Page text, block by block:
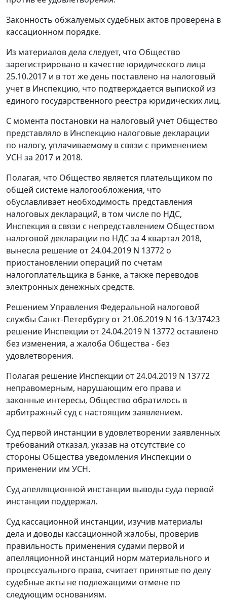
Законность обжалуемых судебных актов проверена в
кассационном порядке.
Из материалов дела следует, что Общество
зарегистрировано в качестве юридического лица
25.10.2017 и в тот же день поставлено на налоговый
учет в Инспекцию, что подтверждается выпиской из
единого государственного реестра юридических лиц.
С момента постановки на налоговый учет Общество
представляло в Инспекцию налоговые декларации
по налогу, уплачиваемому в связи с применением
УСН за 2017 и 2018.
Полагая, что Общество является плательщиком по
общей системе налогообложения, что
обуславливает необходимость представления
налоговых деклараций, в том числе по НДС,
Инспекция в связи с непредставлением Обществом
налоговой декларации по НДС за 4 квартал 2018,
вынесла решение от 24.04.2019 N 13772 о
приостановлении операций по счетам
налогоплательщика в банке, а также переводов
электронных денежных средств.
Решением Управления Федеральной налоговой
службы Санкт-Петербургу от 21.06.2019 N 16-13/37423
решение Инспекции от 24.04.2019 N 13772 оставлено
без изменения, а жалоба Общества - без
удовлетворения.
Полагая решение Инспекции от 24.04.2019 N 13772
неправомерным, нарушающим его права и
законные интересы, Общество обратилось в
арбитражный суд с настоящим заявлением.
Суд первой инстанции в удовлетворении заявленных
требований отказал, указав на отсутствие со
стороны Общества уведомления Инспекции о
применении им УСН.
Суд апелляционной инстанции выводы суда первой
инстанции поддержал.
Суд кассационной инстанции, изучив материалы
дела и доводы кассационной жалобы, проверив
правильность применения судами первой и
апелляционной инстанций норм материального и
процессуального права, считает принятые по делу
судебные акты не подлежащими отмене по
следующим основаниям.